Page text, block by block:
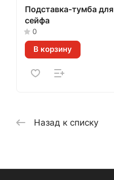
Подставка-тумба для
сейфа
0
В корзину
Назад к списку